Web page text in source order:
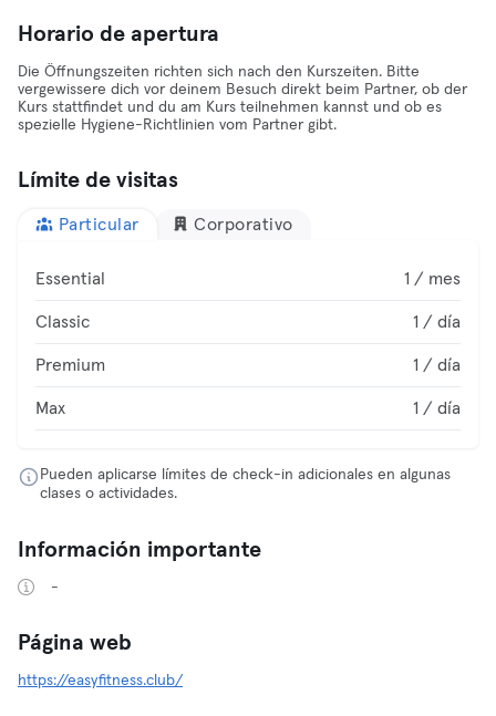
Horario de apertura
Die Öffnungszeiten richten sich nach den Kurszeiten. Bitte
vergewissere dich vor deinem Besuch direkt beim Partner, ob der
Kurs stattfindet und du am Kurs teilnehmen kannst und ob es
spezielle Hygiene-Richtlinien vom Partner gibt.
Límite de visitas
Particular Corporativo
Essential 1 / mes
Classic 1 / día
Premium 1 / día
Max 1 / día
Pueden aplicarse límites de check-in adicionales en algunas
clases o actividades.
Información importante
-
Página web
https://easyfitness.club/